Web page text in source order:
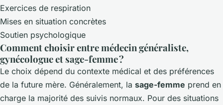
Exercices de respiration
Mises en situation concrètes
Soutien psychologique
Comment choisir entre médecin généraliste,
gynécologue et sage-femme ?
Le choix dépend du contexte médical et des préférences
de la future mère. Généralement, la sage-femme prend en
charge la majorité des suivis normaux. Pour des situations